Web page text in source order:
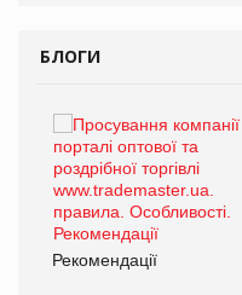
БЛОГИ
Рекомендації